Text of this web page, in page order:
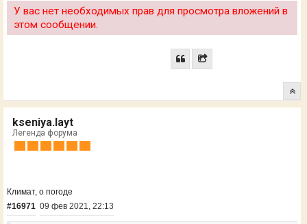
У вас нет необходимых прав для просмотра вложений в
этом сообщении.
kseniya.layt
Легенда форума
Климат, о погоде
#16971 09 фев 2021, 22:13